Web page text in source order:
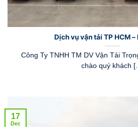
Dịch vụ vận tải TP HCM –
Công Ty TNHH TM DV Vận Tải
chào quý khách
17
Dec